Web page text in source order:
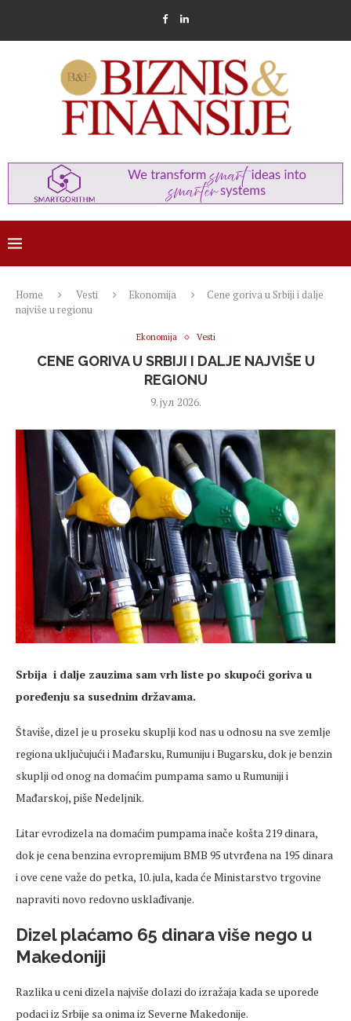
Home Vesti Ekonomija
Cene goriva u Srbiji i dalje
najviše u regionu
Ekonomija Vesti
CENE GORIVA U SRBIJI I DALJE NAJVIŠE U
REGIONU
9. јул 2026.
Srbija i dalje zauzima sam vrh liste po skupoći goriva u
poređenju sa susednim državama.
Štaviše, dizel je u proseku skuplji kod nas u odnosu na sve zemlje
regiona uključujući i Mađarsku, Rumuniju i Bugarsku, dok je benzin
skuplji od onog na domaćim pumpama samo u Rumuniji i
Mađarskoj, piše Nedeljnik.
Litar evrodizela na domaćim pumpama inače košta 219 dinara,
dok je cena benzina evropremijum BMB 95 utvrđena na 195 dinara
i ove cene važe do petka, 10. jula, kada će Ministarstvo trgovine
napraviti novo redovno usklađivanje.
Dizel plaćamo 65 dinara više nego u
Makedoniji
Razlika u ceni dizela najviše dolazi do izražaja kada se uporede
podaci iz Srbije sa onima iz Severne Makedonije.